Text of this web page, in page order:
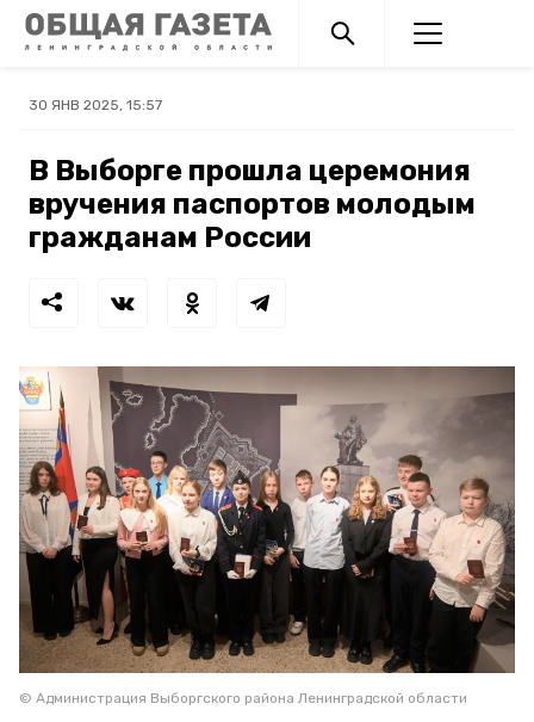
30 ЯНВ 2025, 15:57
В Выборге прошла церемония
вручения паспортов молодым
гражданам России
© Администрация Выборгского района Ленинградской области